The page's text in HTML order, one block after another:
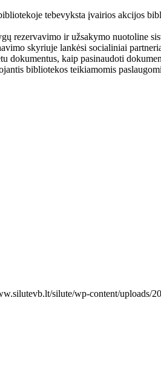
tebevyksta įvairios akcijos
rezervavimo ir užsakymo nuotoline
skyriuje lankėsi socialiniai
kaip pasinaudoti
bibliotekos teikiamomis
silute/wp-content/uploads/